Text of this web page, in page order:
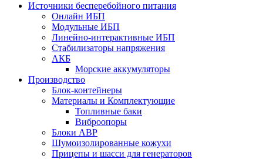
Источники бесперебойного питания
Онлайн ИБП
Модульные ИБП
Линейно-интерактивные ИБП
Стабилизаторы напряжения
АКБ
Морские аккумуляторы
Производство
Блок-контейнеры
Материалы и Комплектующие
Топливные баки
Виброопоры
Блоки АВР
Шумоизолированные кожухи
Прицепы и шасси для генераторов